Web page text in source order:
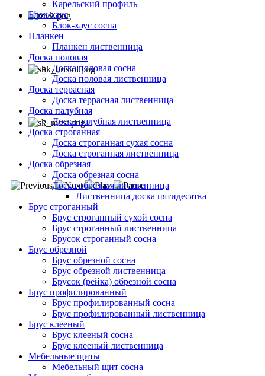
Карельский профиль
Блок-хаус
Блок-хаус сосна
Планкен
Планкен лиственница
Доска половая
Доска половая сосна
Доска половая лиственница
Доска террасная
Доска террасная лиственница
Доска палубная
Доска палубная лиственница
Доска строганная
Доска строганная сухая сосна
Доска строганная лиственница
Доска обрезная
Доска обрезная сосна
Доска обрезная лиственница
Лиственница доска пятидесятка
Брус строганный
Брус строганный сухой сосна
Брус строганный лиственница
Брусок строганный сосна
Брус обрезной
Брус обрезной сосна
Брус обрезной лиственница
Брусок (рейка) обрезной сосна
Брус профилированный
Брус профилированный сосна
Брус профилированный лиственница
Брус клееный
Брус клееный сосна
Брус клееный лиственница
Мебельные щиты
Мебельный щит сосна